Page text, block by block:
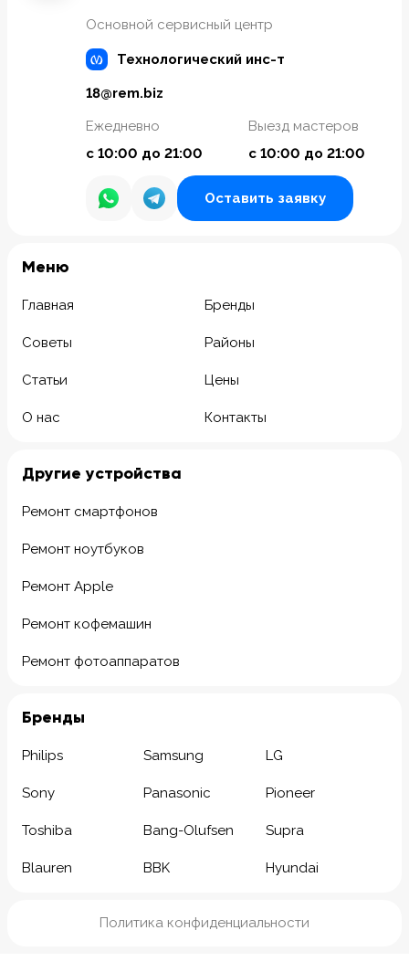
Основной сервисный центр
Технологический инс-т
18@rem.biz
Ежедневно
с 10:00 до 21:00
Выезд мастеров
с 10:00 до 21:00
Оставить заявку
Meню
Главная Бренды
Советы Районы
Статьи Цены
О нас Контакты
Другие устройства
Ремонт смартфонов
Ремонт ноутбуков
Ремонт Apple
Ремонт кофемашин
Ремонт фотоаппаратов
Бренды
Philips Samsung LG
Sony Panasonic Pioneer
Toshiba Bang-Olufsen Supra
Blauren BBK Hyundai
Политика конфиденциальности